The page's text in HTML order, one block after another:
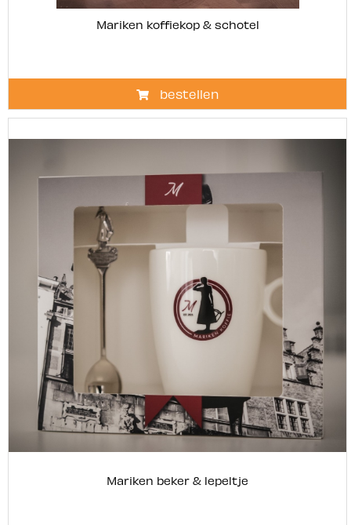
Mariken koffiekop & schotel
bestellen
Mariken beker & lepeltje